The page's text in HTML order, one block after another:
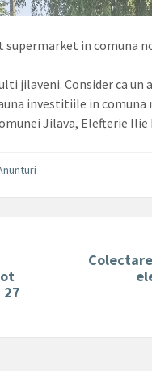
supermarket in comuna
jilaveni. Consider ca un
investitiile in comuna
Jilava, Elefterie Ilie